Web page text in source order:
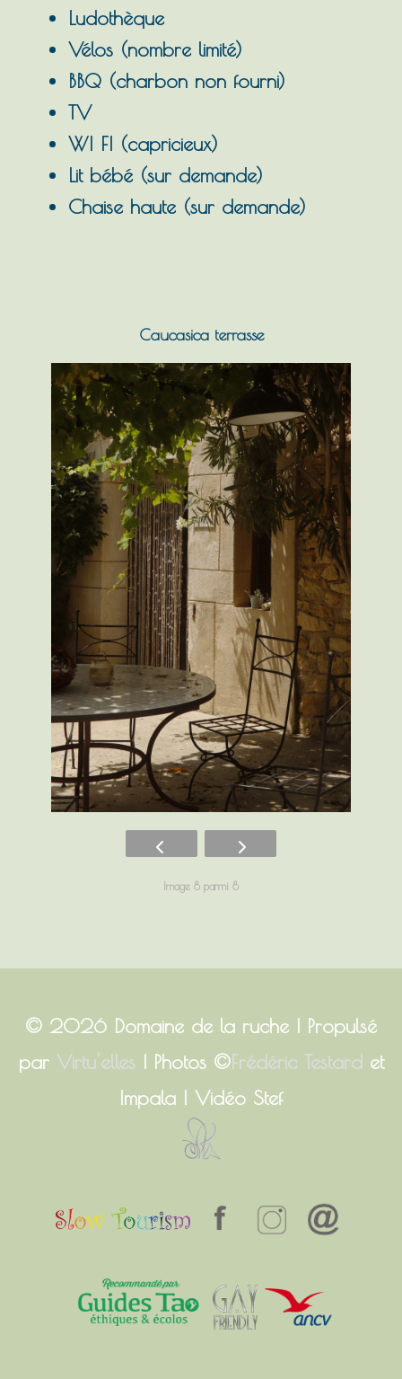
Ludothèque
Vélos (nombre limité)
BBQ (charbon non fourni)
TV
WI FI (capricieux)
Lit bébé (sur demande)
Chaise haute (sur demande)
Caucasica terrasse
Image 8 parmi 8
© 2026 Domaine de la ruche | Propulsé
par Virtu'elles| Photos ©Frédéric Testard et
Impala | Vidéo Stef